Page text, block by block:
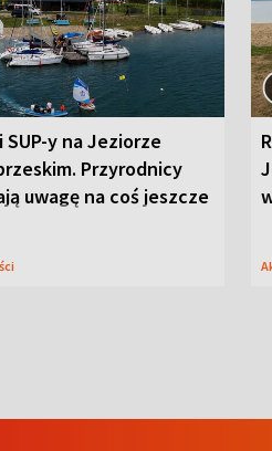
SUP-y na Jeziorze
Przyrodnicy
uwagę na coś jeszcze